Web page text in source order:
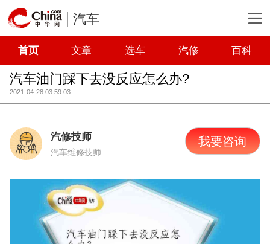
汽车
首页 文章 选车 汽修 百科
汽车油门踩下去没反应怎么办?
2021-04-28 03:59:03
汽修技师
汽车维修技师
我要咨询